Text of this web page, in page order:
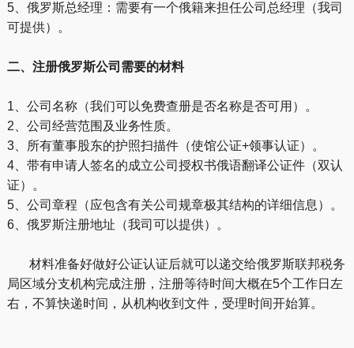
5、俄罗斯总经理：需要有一个俄籍来担任公司总经理（我司
可提供）。
二、注册俄罗斯公司需要的材料
1、公司名称（我们可以免费查册是否名称是否可用）。
2、公司经营范围及业务性质。
3、所有董事股东的护照扫描件（使馆公证+领事认证）。
4、带有申请人签名的成立公司授权书俄语翻译公证件（双认
证）。
5、公司章程（应包含有关公司规章极其结构的详细信息）。
6、俄罗斯注册地址（我司可以提供）。
材料准备好做好公证认证后就可以递交给俄罗斯联邦税务
局区域分支机构完成注册，注册等待时间大概在5个工作日左
右，不算快递时间，从机构收到文件，受理时间开始算。